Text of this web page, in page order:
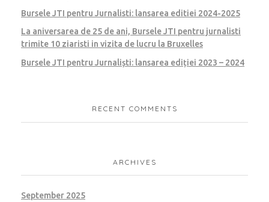
Bursele JTI pentru Jurnalisti: lansarea editiei 2024-2025
La aniversarea de 25 de ani, Bursele JTI pentru jurnalisti
trimite 10 ziaristi in vizita de lucru la Bruxelles
Bursele JTI pentru Jurnaliști: lansarea ediției 2023 – 2024
RECENT COMMENTS
ARCHIVES
September 2025